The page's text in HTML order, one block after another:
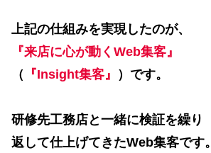
上記の仕組みを実現したのが、
『来店に心が動くWeb集客』
（ 『Insight集客』 ）です。
研修先工務店と一緒に検証を繰り
返して仕上げてきたWeb集客です。